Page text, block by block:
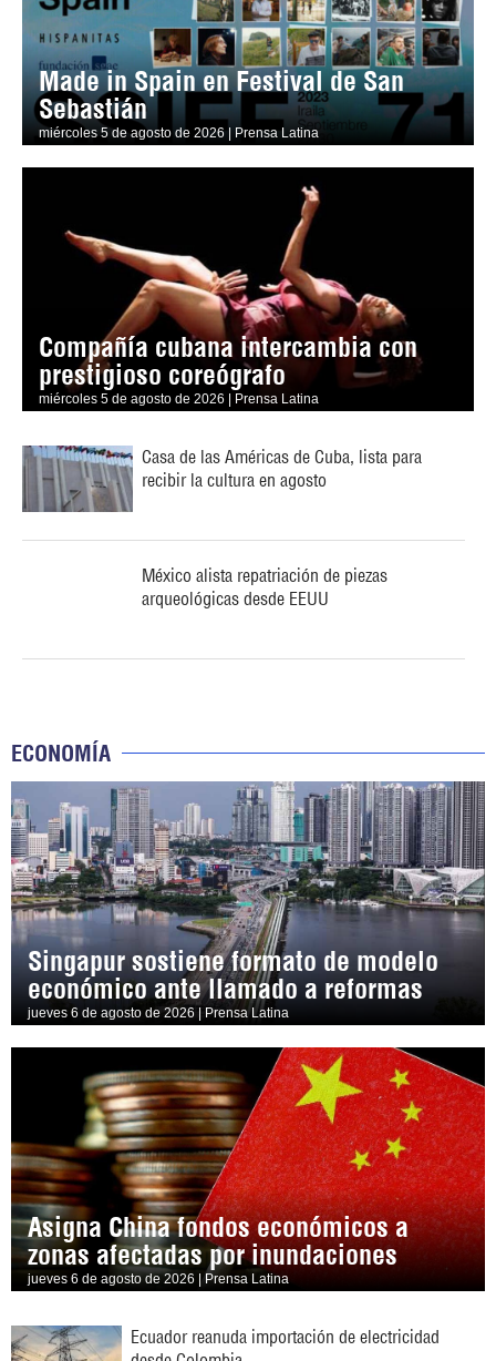
Made in Spain en Festival de San
Sebastián
miércoles 5 de agosto de 2026 | Prensa Latina
Compañía cubana intercambia con
prestigioso coreógrafo
miércoles 5 de agosto de 2026 | Prensa Latina
Casa de las Américas de Cuba, lista para
recibir la cultura en agosto
México alista repatriación de piezas
arqueológicas desde EEUU
ECONOMÍA
Singapur sostiene formato de modelo
económico ante llamado a reformas
jueves 6 de agosto de 2026 | Prensa Latina
Asigna China fondos económicos a
zonas afectadas por inundaciones
jueves 6 de agosto de 2026 | Prensa Latina
Ecuador reanuda importación de electricidad